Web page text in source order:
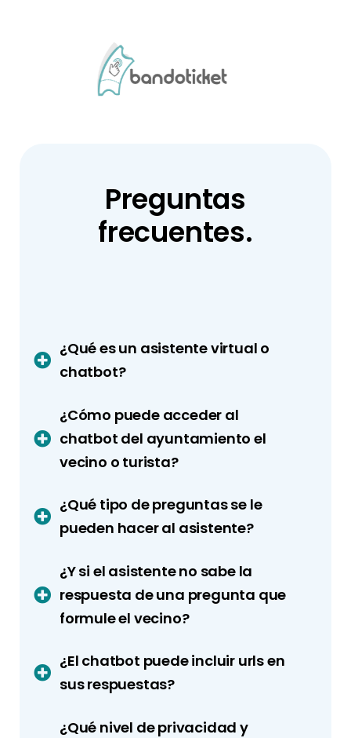
Preguntas
frecuentes.
¿Qué es un asistente virtual o
chatbot?
¿Cómo puede acceder al
chatbot del ayuntamiento el
vecino o turista?
¿Qué tipo de preguntas se le
pueden hacer al asistente?
¿Y si el asistente no sabe la
respuesta de una pregunta que
formule el vecino?
¿El chatbot puede incluir urls en
sus respuestas?
¿Qué nivel de privacidad y